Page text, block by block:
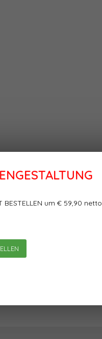
um € 59,90 netto